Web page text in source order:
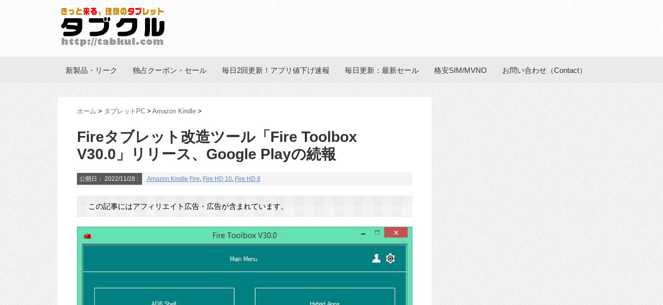
新製品・リーク 独占クーポン・セール 毎日2回更新！アプリ値下げ速報 毎日更新：最新セール 格安SIM/MVNO お問い合わせ（Contact）
ホーム > タブレットPC > Amazon Kindle >
Fireタブレット改造ツール「Fire Toolbox
V30.0」リリース、Google Playの続報
公開日： 2022/11/28 : Amazon Kindle Fire, Fire HD 10, Fire HD 8
この記事にはアフィリエイト広告・広告が含まれています。